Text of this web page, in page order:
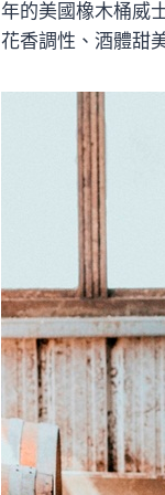
年的美國橡木桶威
花香調性、酒體甜